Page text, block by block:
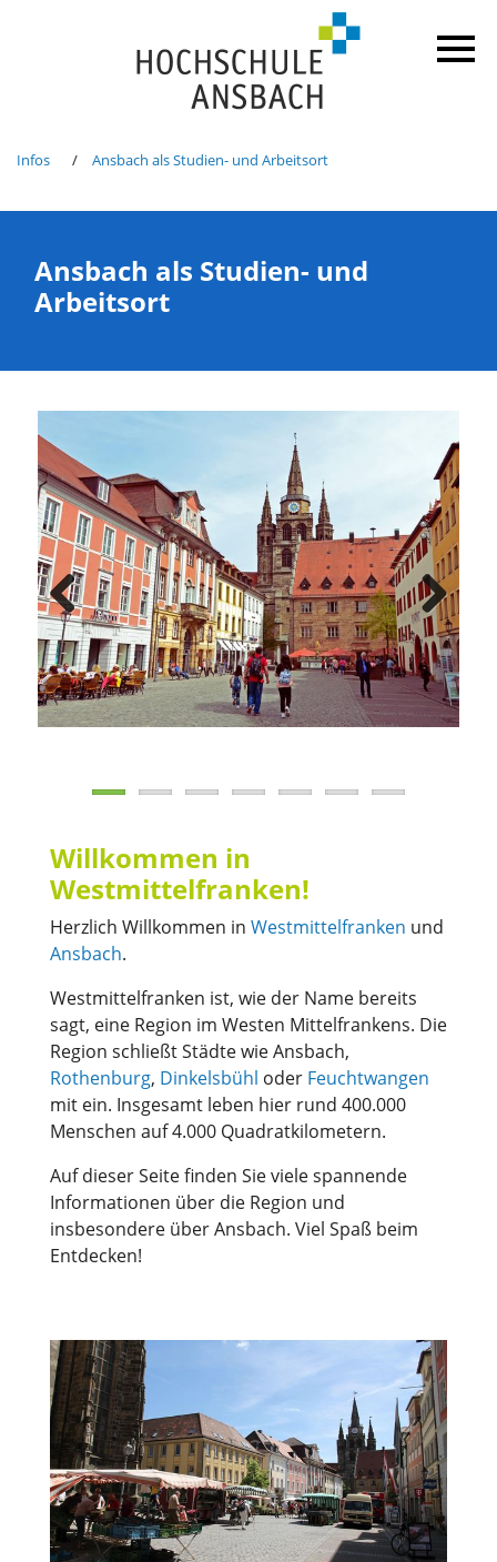
Infos Ansbach als Studien- und Arbeitsort
Ansbach als Studien- und
Arbeitsort
Previous Next
Willkommen in
Westmittelfranken!
Herzlich Willkommen in Westmittelfranken und
Ansbach.
Westmittelfranken ist, wie der Name bereits
sagt, eine Region im Westen Mittelfrankens. Die
Region schließt Städte wie Ansbach,
Rothenburg, Dinkelsbühl oder Feuchtwangen
mit ein. Insgesamt leben hier rund 400.000
Menschen auf 4.000 Quadratkilometern.
Auf dieser Seite finden Sie viele spannende
Informationen über die Region und
insbesondere über Ansbach. Viel Spaß beim
Entdecken!